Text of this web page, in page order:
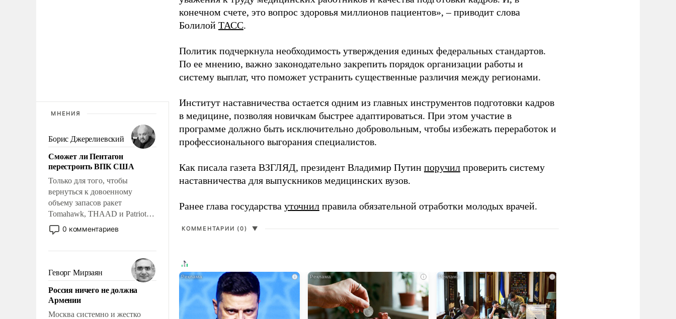
МНЕНИЯ
Борис Джерелиевский
Сможет ли Пентагон
перестроить ВПК США
Только для того, чтобы
вернуться к довоенному
объему запасов ракет
Tomahawk, THAAD и Patriot
США потребуется более трех
лет. Даже небольшая война с
Сложившаяся ситуация
означает многолетний период
уязвимости США, например,
перед Китаем.
0 комментариев
Геворг Мирзаян
Россия ничего не должна
Армении
Москва системно и жестко
конечном счете, это вопрос здоровья миллионов пациентов», – приводит слова
Болилой ТАСС.
Политик подчеркнула необходимость утверждения единых федеральных стандартов.
По ее мнению, важно законодательно закрепить порядок организации работы и
систему выплат, что поможет устранить существенные различия между регионами.
Институт наставничества остается одним из главных инструментов подготовки кадров
в медицине, позволяя новичкам быстрее адаптироваться. При этом участие в
программе должно быть исключительно добровольным, чтобы избежать переработок и
профессионального выгорания специалистов.
Как писала газета ВЗГЛЯД, президент Владимир Путин поручил проверить систему
наставничества для выпускников медицинских вузов.
Ранее глава государства уточнил правила обязательной отработки молодых врачей.
КОММЕНТАРИИ (0) ▼
i i i